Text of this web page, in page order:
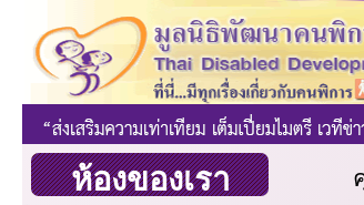
ห้องของเรา